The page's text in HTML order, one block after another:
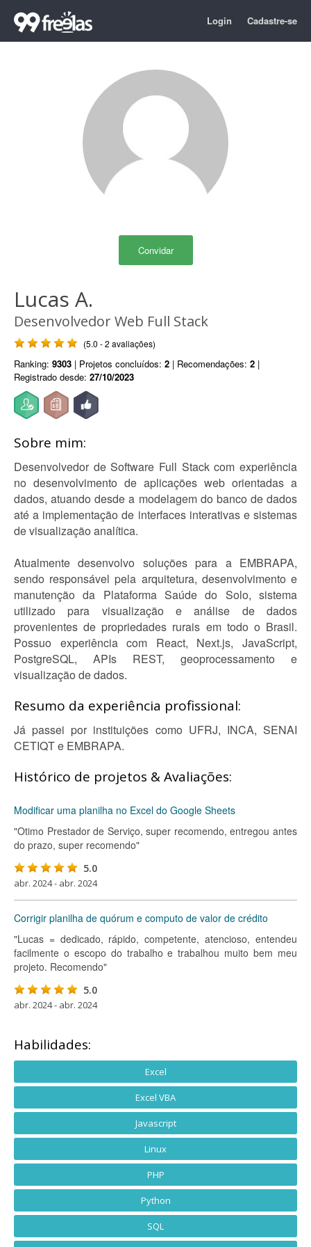
Login Cadastre-se
Convidar
Lucas A.
Desenvolvedor Web Full Stack
(5.0 - 2 avaliações)
Ranking: 9303 | Projetos concluídos: 2 | Recomendações: 2 |
Registrado desde: 27/10/2023
Sobre mim:
Desenvolvedor de Software Full Stack com experiência
no desenvolvimento de aplicações web orientadas a
dados, atuando desde a modelagem do banco de dados
até a implementação de interfaces interativas e sistemas
de visualização analítica.
Atualmente desenvolvo soluções para a EMBRAPA,
sendo responsável pela arquitetura, desenvolvimento e
manutenção da Plataforma Saúde do Solo, sistema
utilizado para visualização e análise de dados
provenientes de propriedades rurais em todo o Brasil.
Possuo experiência com React, Next.js, JavaScript,
PostgreSQL, APIs REST, geoprocessamento e
visualização de dados.
Resumo da experiência profissional:
Já passei por instituições como UFRJ, INCA, SENAI
CETIQT e EMBRAPA.
Histórico de projetos & Avaliações:
Modificar uma planilha no Excel do Google Sheets
"Otimo Prestador de Serviço, super recomendo, entregou antes
do prazo, super recomendo"
5.0
abr. 2024 - abr. 2024
Corrigir planilha de quórum e computo de valor de crédito
"Lucas = dedicado, rápido, competente, atencioso, entendeu
facilmente o escopo do trabalho e trabalhou muito bem meu
projeto. Recomendo"
5.0
abr. 2024 - abr. 2024
Habilidades:
Excel
Excel VBA
Javascript
Linux
PHP
Python
SQL